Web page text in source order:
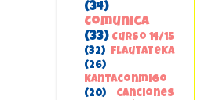
(34)
ComunicA
(33) Curso 14/15
(32)
FlautateKa
(26)
kantaconmigo
(20)
canciones